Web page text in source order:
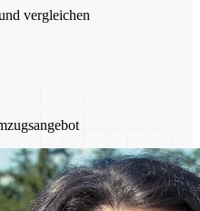
vergleichen